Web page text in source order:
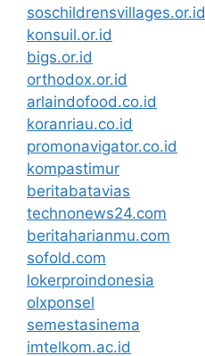
soschildrensvillages.or.id
konsuil.or.id
bigs.or.id
orthodox.or.id
arlaindofood.co.id
koranriau.co.id
promonavigator.co.id
kompastimur
beritabatavias
technonews24.com
beritaharianmu.com
sofold.com
lokerproindonesia
olxponsel
semestasinema
imtelkom.ac.id